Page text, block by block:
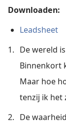
Downloaden:
Leadsheet
1. De wereld
Binnenkort
Maar hoe
tenzij ik het
2. De